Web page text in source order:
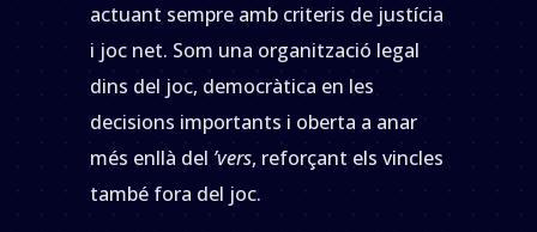
actuant sempre amb criteris de justícia
i joc net. Som una organització legal
dins del joc, democràtica en les
decisions importants i oberta a anar
més enllà del ’vers, reforçant els vincles
també fora del joc.